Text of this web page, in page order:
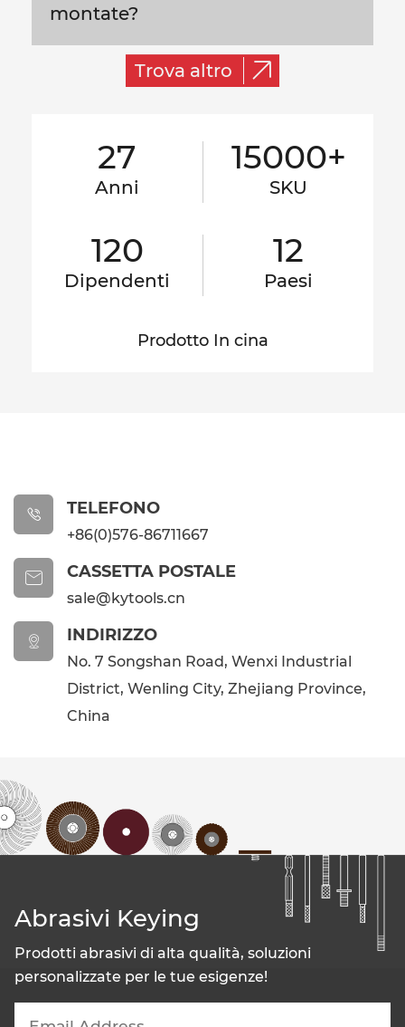
27
Anni
15000+
SKU
120
Dipendenti
12
Paesi
Prodotto In cina
montate?
Trova altro
 TELEFONO
+86(0)576-86711667
 CASSETTA POSTALE
sale@kytools.cn
 INDIRIZZO
No. 7 Songshan Road, Wenxi Industrial
District, Wenling City, Zhejiang Province,
China
Abrasivi Keying
Prodotti abrasivi di alta qualità, soluzioni
personalizzate per le tue esigenze!